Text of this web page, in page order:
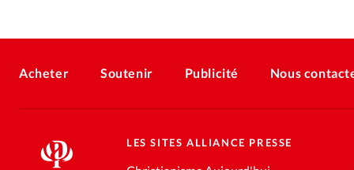
Acheter Soutenir Publicité Nous
LES SITES ALLIANCE PRESSE